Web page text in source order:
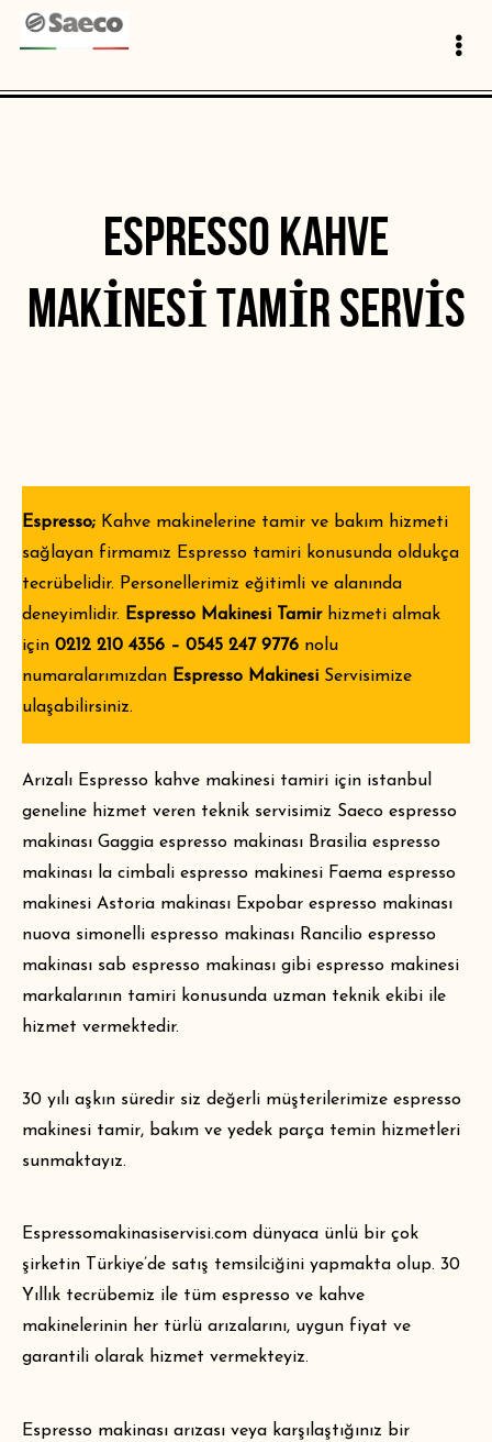
ESPRESSO KAHVE
MAKINESI TAMIR SERVIS
Espresso; Kahve makinelerine tamir ve bakım hizmeti
sağlayan firmamız Espresso tamiri konusunda oldukça
tecrübelidir. Personellerimiz eğitimli ve alanında
deneyimlidir. Espresso Makinesi Tamirhizmeti almak
için 0212 210 4356 – 0545 247 9776 nolu
numaralarımızdan Espresso Makinesi Servisimize
ulaşabilirsiniz.
Arızalı Espresso kahve makinesi tamiri için istanbul
geneline hizmet veren teknik servisimiz Saeco espresso
makinası Gaggia espresso makinası Brasilia espresso
makinası la cimbali espresso makinesi Faema espresso
makinesi Astoria makinası Expobar espresso makinası
nuova simonelli espresso makinası Rancilio espresso
makinası sab espresso makinası gibi espresso makinesi
markalarının tamiri konusunda uzman teknik ekibi ile
hizmet vermektedir.
30 yılı aşkın süredir siz değerli müşterilerimize espresso
makinesi tamir, bakım ve yedek parça temin hizmetleri
sunmaktayız.
Espressomakinasiservisi.com dünyaca ünlü bir çok
şirketin Türkiye’de satış temsilciğini yapmakta olup. 30
Yıllık tecrübemiz ile tüm espresso ve kahve
makinelerinin her türlü arızalarını, uygun fiyat ve
garantili olarak hizmet vermekteyiz.
Espresso makinası arızası veya karşılaştığınız bir